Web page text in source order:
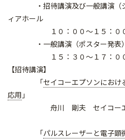
・招待講演及び一般講演（シ
ィアホール
１０：００～１５：０
・一般講演（ポスター発表）
１５：３０～１７：０
【招待講演】
「セイコーエプソンにおけ
応用 」
舟川 剛夫 セイコーエプ
「パルスレーザーと電子顕